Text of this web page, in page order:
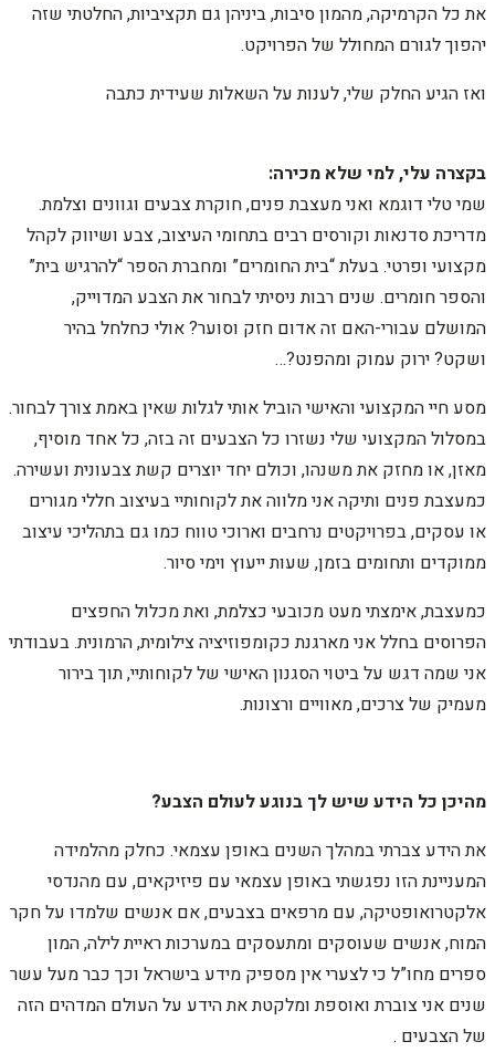
את כל הקרמיקה, מהמון סיבות, ביניהן גם תקציביות, החלטתי שזה
יהפוך לגורם המחולל של הפרויקט.
ואז הגיע החלק שלי, לענות על השאלות שעידית כתבה
בקצרה עלי, למי שלא מכירה:
שמי טלי דוגמא ואני מעצבת פנים, חוקרת צבעים וגוונים וצלמת.
מדריכת סדנאות וקורסים רבים בתחומי העיצוב, צבע ושיווק לקהל
מקצועי ופרטי. בעלת “בית החומרים” ומחברת הספר “להרגיש בית”
והספר חומרים. שנים רבות ניסיתי לבחור את הצבע המדוייק,
המושלם עבורי-האם זה אדום חזק וסוער? אולי כחלחל בהיר
ושקט? ירוק עמוק ומהפנט?…
מסע חיי המקצועי והאישי הוביל אותי לגלות שאין באמת צורך לבחור.
במסלול המקצועי שלי נשזרו כל הצבעים זה בזה, כל אחד מוסיף,
מאזן, או מחזק את משנהו, וכולם יחד יוצרים קשת צבעונית ועשירה.
כמעצבת פנים ותיקה אני מלווה את לקוחותיי בעיצוב חללי מגורים
או עסקים, בפרויקטים נרחבים וארוכי טווח כמו גם בתהליכי עיצוב
ממוקדים ותחומים בזמן, שעות ייעוץ וימי סיור.
כמעצבת, אימצתי מעט מכובעי כצלמת, ואת מכלול החפצים
הפרוסים בחלל אני מארגנת כקומפוזיציה צילומית, הרמונית. בעבודתי
אני שמה דגש על ביטוי הסגנון האישי של לקוחותיי, תוך בירור
מעמיק של צרכים, מאוויים ורצונות.
מהיכן כל הידע שיש לך בנוגע לעולם הצבע?
את הידע צברתי במהלך השנים באופן עצמאי. כחלק מהלמידה
המעניינת הזו נפגשתי באופן עצמאי עם פיזיקאים, עם מהנדסי
אלקטרואופטיקה, עם מרפאים בצבעים, אם אנשים שלמדו על חקר
המוח, אנשים שעוסקים ומתעסקים במערכות ראיית לילה, המון
ספרים מחו”ל כי לצערי אין מספיק מידע בישראל וכך כבר מעל עשר
שנים אני צוברת ואוספת ומלקטת את הידע על העולם המדהים הזה
של הצבעים .